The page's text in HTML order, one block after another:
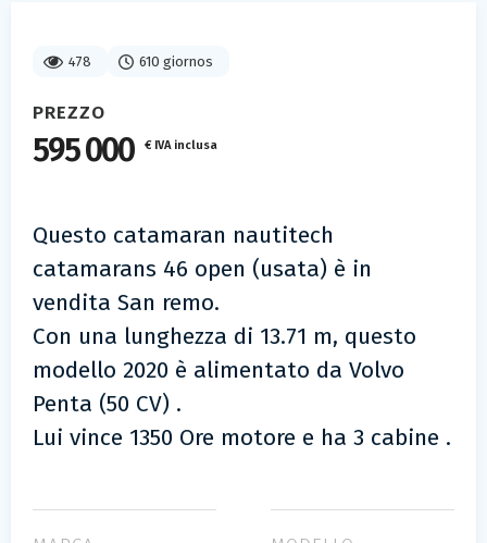
478 610 giornos
PREZZO
595 000 € IVA inclusa
Questo catamaran nautitech
catamarans 46 open (usata) è in
vendita San remo.
Con una lunghezza di 13.71 m, questo
modello 2020 è alimentato da Volvo
Penta (50 CV) .
Lui vince 1350 Ore motore e ha 3 cabine .